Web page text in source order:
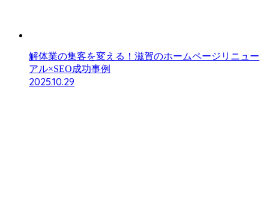
解体業の集客を変える！滋賀のホームページリニュー
アル×SEO成功事例
2025.10.29